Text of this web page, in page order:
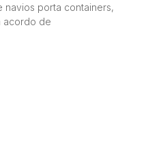
porta containers,
acordo de